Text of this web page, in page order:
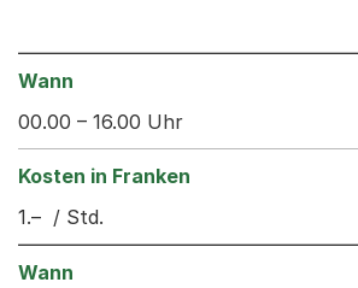
00.00 – 16.00 Uhr
1.– / Std.